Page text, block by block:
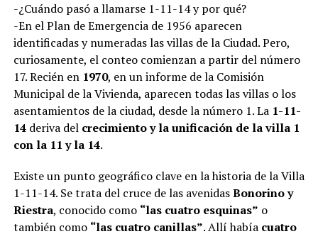
-¿Cuándo pasó a llamarse 1-11-14 y por qué?
-En el Plan de Emergencia de 1956 aparecen
identificadas y numeradas las villas de la Ciudad. Pero,
curiosamente, el conteo comienzan a partir del número
17. Recién en 1970, en un informe de la Comisión
Municipal de la Vivienda, aparecen todas las villas o los
asentamientos de la ciudad, desde la número 1. La 1-11-
14deriva del crecimiento y la unificación de la villa 1
con la 11 y la 14.
Existe un punto geográfico clave en la historia de la Villa
1-11-14. Se trata del cruce de las avenidasBonorino y
Riestra, conocido como “las cuatro esquinas” o
también como “las cuatro canillas”. Allí había cuatro